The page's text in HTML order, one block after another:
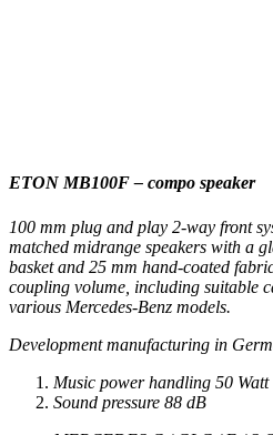
ETON MB100F – compo speaker
100 mm plug and play 2-way front
matched midrange speakers with a
basket and 25 mm hand-coated
coupling volume, including suitable
various Mercedes-Benz models.
Development manufacturing in
Music power handling 50
Sound pressure 88 dB